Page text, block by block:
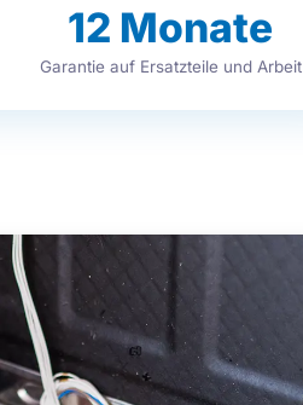
12 Monate
Garantie auf Ersatzteile und Arbeit